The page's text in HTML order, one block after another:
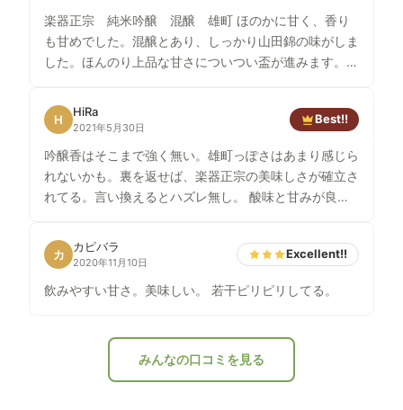
楽器正宗 純米吟醸 混醸 雄町 ほのかに甘く、香り
も甘めでした。混醸とあり、しっかり山田錦の味がしま
した。ほんのり上品な甘さについつい盃が進みます。美
H
HiRa
2021年5月30日
Best!!
吟醸香はそこまで強く無い。雄町っぽさはあまり感じら
れないかも。裏を返せば、楽器正宗の美味しさが確立さ
れてる。言い換えるとハズレ無し。 酸味と甘みが良い
カ
カピバラ
2020年11月10日
Excellent!!
飲みやすい甘さ。美味しい。 若干ピリピリしてる。
みんなの口コミを見る